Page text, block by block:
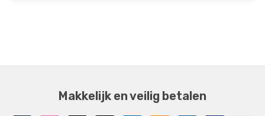
Makkelijk en veilig betalen